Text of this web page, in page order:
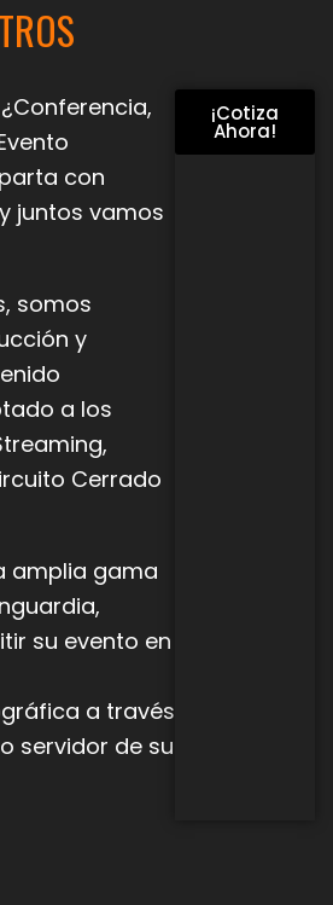
con
juntos vamos
somos
y
a los
Cerrado
amplia gama
su evento en
a través
servidor de su
¡Cotiza
Ahora!